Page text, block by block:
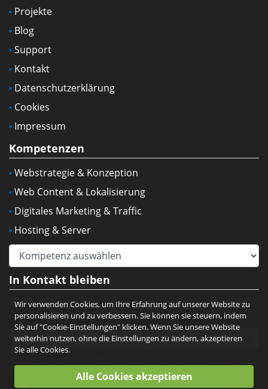
Projekte
Blog
Support
Kontakt
Datenschutzerklärung
Cookies
Impressum
Kompetenzen
Webstrategie & Konzeption
Web Content & Lokalisierung
Digitales Marketing & Traffic
Hosting & Server
In Kontakt bleiben
Bleiben Sie immer auf dem neuesten Stand, melden Sie
sich für unser Newsletter an:
Newsletters verwendet. Mehr erfahren unterDatenschutzerklärung.
Wir verwenden Cookies, um Ihre Erfahrung auf unserer Website zu
personalisieren und zu verbessern. Sie können sie steuern, indem
Sie auf "Cookie-Einstellungen" klicken. Wenn Sie unsere Website
weiterhin nutzen, ohne die Einstellungen zu ändern, akzeptieren
Sie alle Cookies.